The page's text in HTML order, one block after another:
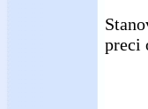
preci